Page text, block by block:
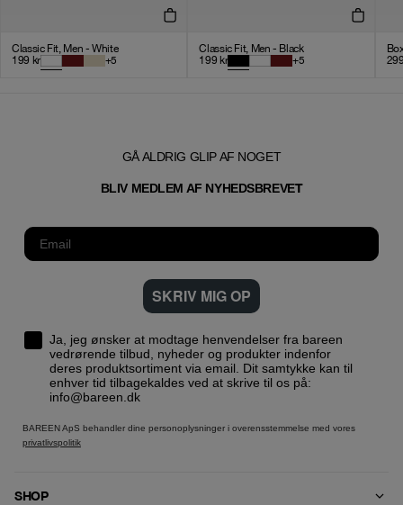
Classic Fit, Men - White
199 kr +5
Classic Fit, Men - Black
199 kr +5
GÅ ALDRIG GLIP AF NOGET
BLIV MEDLEM AF NYHEDSBREVET
SKRIV MIG OP
Ja, jeg ønsker at modtage henvendelser fra bareen
vedrørende tilbud, nyheder og produkter indenfor
deres produktsortiment via email. Dit samtykke kan til
enhver tid tilbagekaldes ved at skrive til os på:
info@bareen.dk
BAREEN ApS behandler dine personoplysninger i overensstemmelse med vores
privatlivspolitik
SHOP